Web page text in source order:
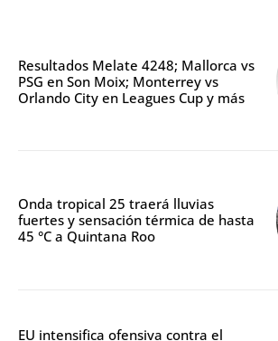
Resultados Melate 4248; Mallorca vs
PSG en Son Moix; Monterrey vs
Orlando City en Leagues Cup y más
Onda tropical 25 traerá lluvias
fuertes y sensación térmica de hasta
45 °C a Quintana Roo
EU intensifica ofensiva contra el